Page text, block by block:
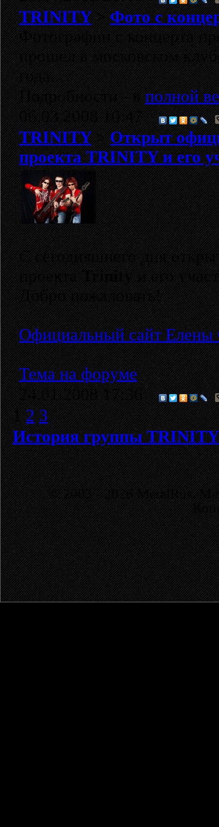
TRINITY>Фото с
Фотографии с концерта
прошел в московском
года.
Подробности - вполной
06.03.2008 10:47
TRINITY>Открыт
проекта TRINITY и его
C cегодняшнего дня
проектаTrinityи его
Добро пожаловать!
Официальный сайт Елены
Тема на форуме
24.01.2008 17:36
1 2 3
История группы TRINITY
© 2003 - 2026 MetalRus.